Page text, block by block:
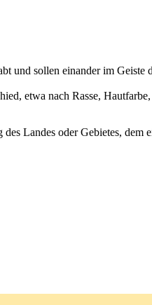
und sollen einander im Geiste
etwa nach Rasse,
Landes oder Gebietes, dem